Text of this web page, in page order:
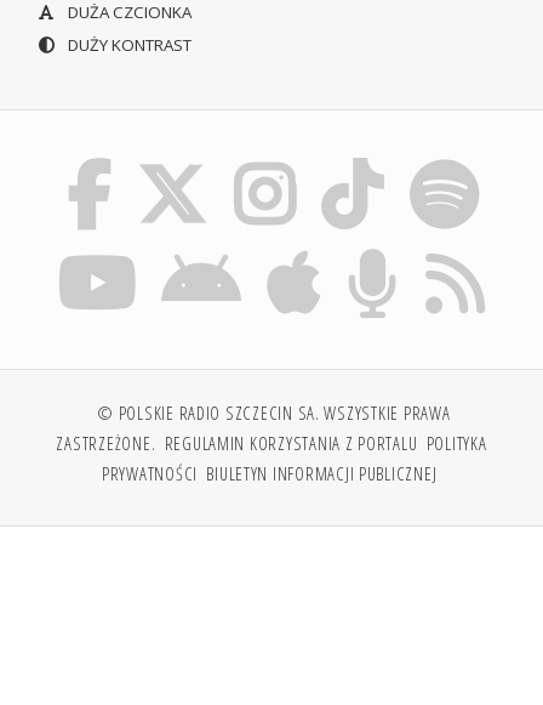
DUŻA CZCIONKA
DUŻY KONTRAST
© POLSKIE RADIO SZCZECIN SA. WSZYSTKIE PRAWA
ZASTRZEŻONE. REGULAMIN KORZYSTANIA Z PORTALU POLITYKA
PRYWATNOŚCI BIULETYN INFORMACJI PUBLICZNEJ